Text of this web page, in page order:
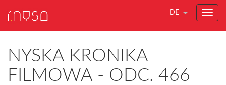
DE
NYSKA KRONIKA
FILMOWA - ODC. 466